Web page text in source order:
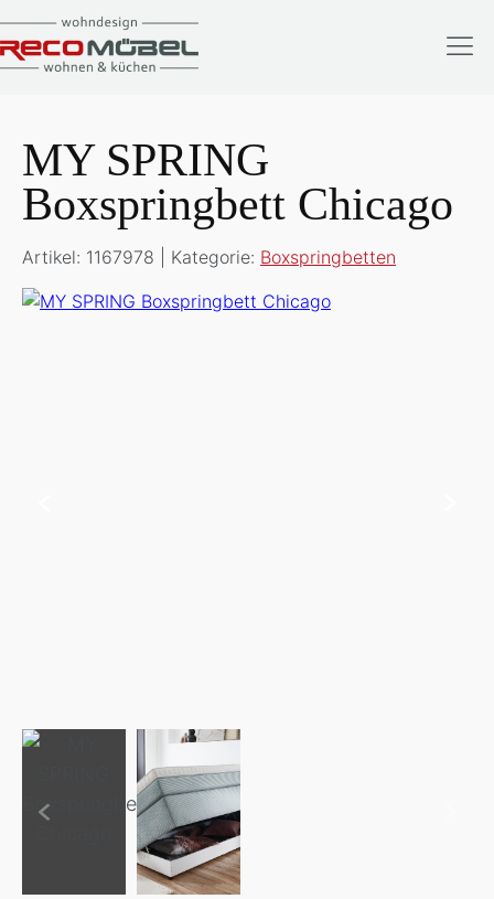
MY SPRING
Boxspringbett Chicago
Artikel: 1167978 | Kategorie: Boxspringbetten